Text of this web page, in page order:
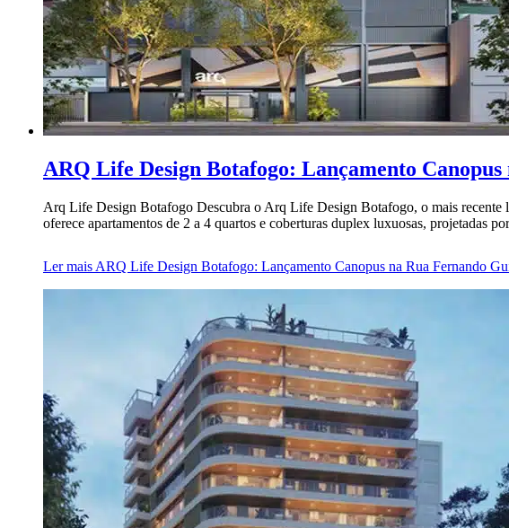
ARQ Life Design Botafogo: Lançamento
Arq Life Design Botafogo Descubra o Arq Life Design Botafogo, o mais recente
oferece apartamentos de 2 a 4 quartos e coberturas duplex luxuosas, projetadas
Ler mais ARQ Life Design Botafogo: Lançamento Canopus na Rua Fernando